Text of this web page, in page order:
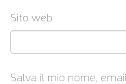
Sito web
Salva il mio nome,